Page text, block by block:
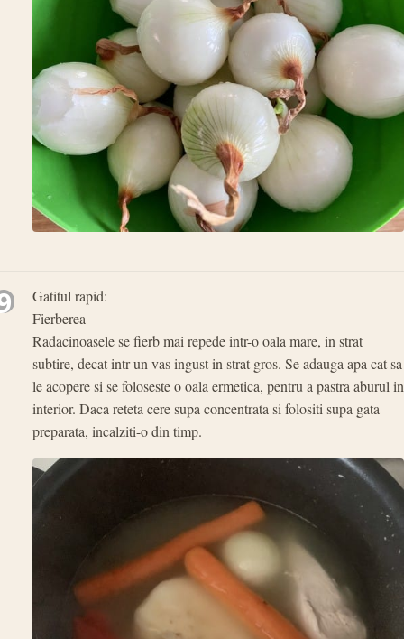
Gatitul rapid:
Fierberea
Radacinoasele se fierb mai repede intr-o oala mare, in strat
subtire, decat intr-un vas ingust in strat gros. Se adauga apa cat sa
le acopere si se foloseste o oala ermetica, pentru a pastra aburul in
interior. Daca reteta cere supa concentrata si folositi supa gata
preparata, incalziti-o din timp.